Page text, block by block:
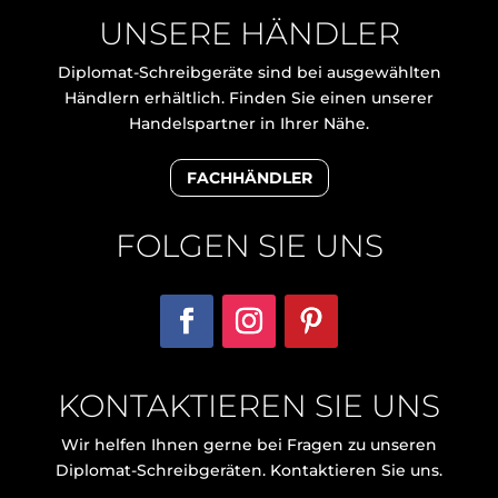
UNSERE HÄNDLER
Diplomat-Schreibgeräte sind bei ausgewählten
Händlern erhältlich. Finden Sie einen unserer
Handelspartner in Ihrer Nähe.
FACHHÄNDLER
FOLGEN SIE UNS
KONTAKTIEREN SIE UNS
Wir helfen Ihnen gerne bei Fragen zu unseren
Diplomat-Schreibgeräten. Kontaktieren Sie uns.